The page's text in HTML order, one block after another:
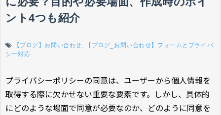
ント4つも紹介
【ブログ】お問い合わせ
【ブログ_お問い合わせ】フォームとプライバ
シー対応
プライバシーポリシーの同意は、ユーザーから個人情報を
取得する際に欠かせない重要な要素です。しかし、具体的
にどのような場面で同意が必要なのか、どのように同意を